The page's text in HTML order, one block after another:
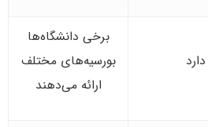
دارد
برخی دانشگاه‌ها
بورسیه‌های مختلف
ارائه می‌دهند